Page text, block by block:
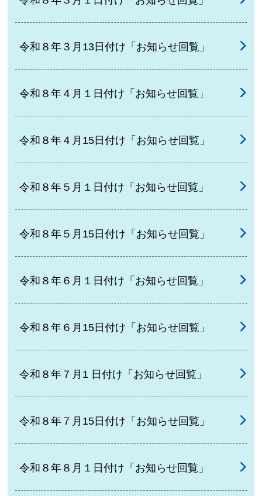
令和８年３月13日付け「お知らせ回覧」
令和８年４月１日付け「お知らせ回覧」
令和８年４月15日付け「お知らせ回覧」
令和８年５月１日付け「お知らせ回覧」
令和８年５月15日付け「お知らせ回覧」
令和８年６月１日付け「お知らせ回覧」
令和８年６月15日付け「お知らせ回覧」
令和８年７月1 日付け「お知らせ回覧」
令和８年７月15日付け「お知らせ回覧」
令和８年８月１日付け「お知らせ回覧」